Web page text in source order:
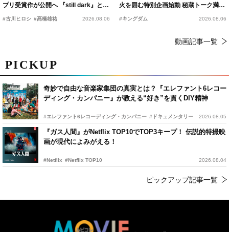
PICKUP
奇妙で自由な音楽家集団の真実とは？『エレファント6レコー
ディング・カンパニー』が教える“好き”を貫くDIY精神
#エレファント6レコーディング・カンパニー #ドキュメンタリー 2026.08.05
『ガス人間』がNetflix TOP10でTOP3キープ！ 伝説的特撮映
画が現代によみがえる！
#Netflix #Netflix TOP10 2026.08.04
ピックアップ記事一覧
プリ受賞作が公開へ 『still dark』と同
#古川ヒロシ #髙橋雄祐 2026.08.06
火を囲む特別企画始動 秘蔵トーク満載
#キングダム 2026.08.06
動画記事一覧